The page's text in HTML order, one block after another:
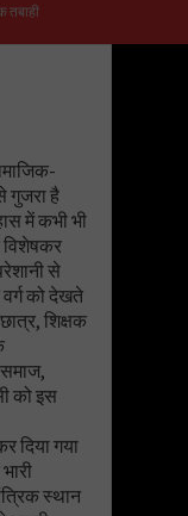
तबाही
है
में कभी भी
से
को देखते
शिक्षक
को इस
दिया गया
स्थान